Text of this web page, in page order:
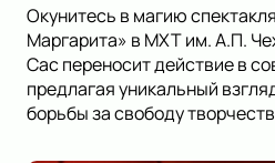
Окунитесь в магию
Маргарита» в МХТ им. А.П.
Сас переносит действие в
предлагая уникальный
борьбы за свободу